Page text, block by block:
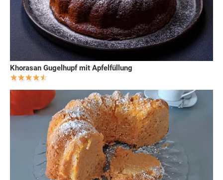
Khorasan Gugelhupf mit Apfelfüllung